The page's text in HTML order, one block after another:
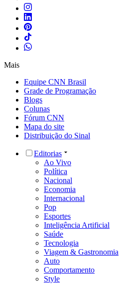
Mais
Equipe CNN Brasil
Grade de Programação
Blogs
Colunas
Fórum CNN
Mapa do site
Distribuição do Sinal
Editorias
Ao Vivo
Política
Nacional
Economia
Internacional
Pop
Esportes
Inteligência Artificial
Saúde
Tecnologia
Viagem & Gastronomia
Auto
Comportamento
Style